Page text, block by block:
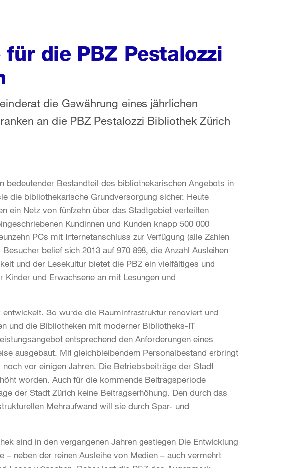
die PBZ Pestalozzi
die Gewährung eines jährlichen
an die PBZ Pestalozzi Bibliothek Zürich
bedeutender Bestandteil des bibliothekarischen Angebots in
die bibliothekarische Grundversorgung sicher. Heute
ein Netz von fünfzehn über das Stadtgebiet verteilten
Kundinnen und Kunden knapp 500 000
PCs mit Internetanschluss zur Verfügung (alle Zahlen
belief sich 2013 auf 970 898, die Anzahl Ausleihen
und der Lesekultur bietet die PBZ ein vielfältiges und
und Erwachsene an mit Lesungen und
So wurde die Rauminfrastruktur renoviert und
und die Bibliotheken mit moderner Bibliotheks-IT
entsprechend den Anforderungen eines
ausgebaut. Mit gleichbleibendem Personalbestand erbringt
vor einigen Jahren. Die Betriebsbeiträge der Stadt
worden. Auch für die kommende Beitragsperiode
der Stadt Zürich keine Beitragserhöhung. Den durch das
Mehraufwand will sie durch Spar- und
sind in den vergangenen Jahren gestiegen Die Entwicklung
– neben der reinen Ausleihe von Medien – auch vermehrt